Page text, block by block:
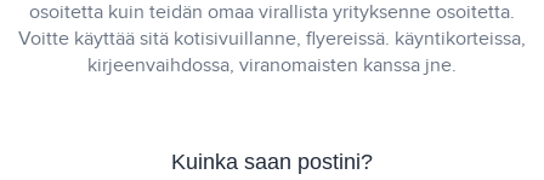
osoitetta kuin teidän omaa virallista yrityksenne osoitetta.
Voitte käyttää sitä kotisivuillanne, flyereissä. käyntikorteissa,
kirjeenvaihdossa, viranomaisten kanssa jne.
Kuinka saan postini?